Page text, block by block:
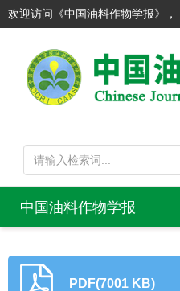
欢迎访问《中国油料作物学报》，
中国油料作物学报
PDF(7001 KB)